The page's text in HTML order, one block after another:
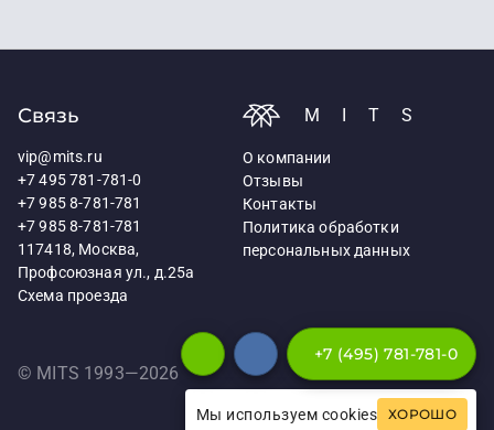
Связь
vip@mits.ru
+7 495 781-781-0
+7 985 8-781-781
+7 985 8-781-781
117418, Москва,
Профсоюзная ул., д.25а
Схема проезда
MITS
О компании
Отзывы
Контакты
Политика обработки
персональных данных
© MITS 1993—2026
+7 (495) 781-781-0
Мы используем cookies ХОРОШО